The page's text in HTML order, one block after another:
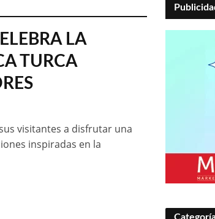
LA
TURCA
visitantes a disfrutar una
inspiradas en la